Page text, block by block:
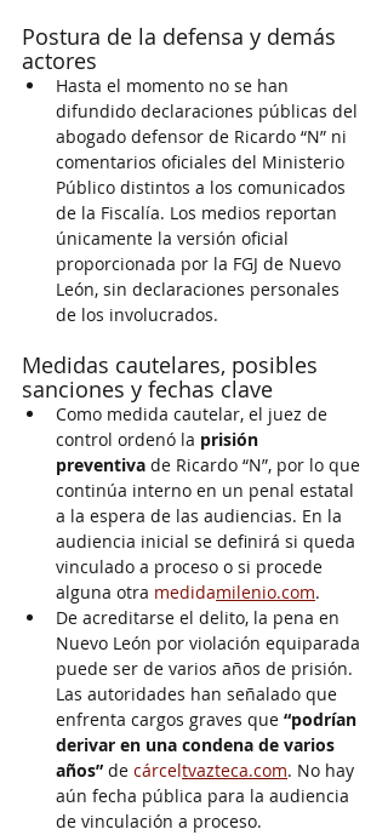
Postura de la defensa y demás
actores
Hasta el momento no se han
difundido declaraciones públicas del
abogado defensor de Ricardo “N” ni
comentarios oficiales del Ministerio
Público distintos a los comunicados
de la Fiscalía. Los medios reportan
únicamente la versión oficial
proporcionada por la FGJ de Nuevo
León, sin declaraciones personales
de los involucrados.
Medidas cautelares, posibles
sanciones y fechas clave
Como medida cautelar, el juez de
control ordenó la prisión
preventiva de Ricardo “N”, por lo que
continúa interno en un penal estatal
a la espera de las audiencias. En la
audiencia inicial se definirá si queda
vinculado a proceso o si procede
alguna otra medidamilenio.com.
De acreditarse el delito, la pena en
Nuevo León por violación equiparada
puede ser de varios años de prisión.
Las autoridades han señalado que
enfrenta cargos graves que “podrían
derivar en una condena de varios
años” de cárceltvazteca.com. No hay
aún fecha pública para la audiencia
de vinculación a proceso.